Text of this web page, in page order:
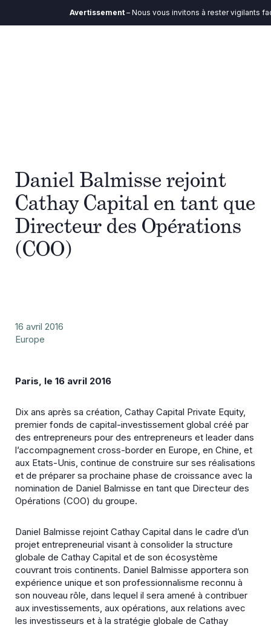
Avertissement– Nous vous invitons à rester vigilants
Daniel Balmisse rejoint
Cathay Capital en tant que
Directeur des Opérations
(COO)
16 avril 2016
Europe
Paris, le 16 avril 2016
Dix ans après sa création, Cathay Capital Private Equity,
premier fonds de capital-investissement global créé par
des entrepreneurs pour des entrepreneurs et leader dans
l’accompagnement cross-border en Europe, en Chine, et
aux Etats-Unis, continue de construire sur ses réalisations
et de préparer sa prochaine phase de croissance avec la
nomination de Daniel Balmisse en tant que Directeur des
Opérations (COO) du groupe.
Daniel Balmisse rejoint Cathay Capital dans le cadre d’un
projet entrepreneurial visant à consolider la structure
globale de Cathay Capital et de son écosystème
couvrant trois continents. Daniel Balmisse apportera son
expérience unique et son professionnalisme reconnu à
son nouveau rôle, dans lequel il sera amené à contribuer
aux investissements, aux opérations, aux relations avec
les investisseurs et à la stratégie globale de Cathay